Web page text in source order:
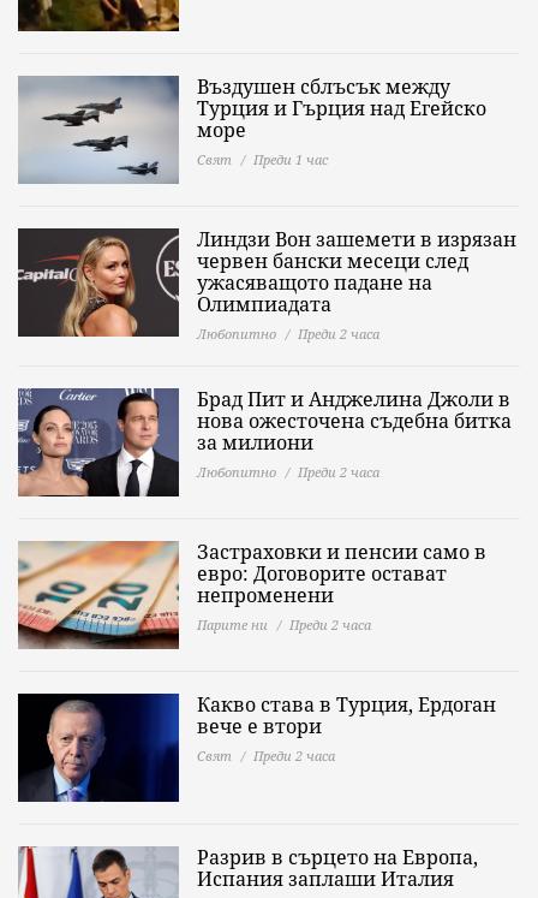
Въздушен сблъсък между
Турция и Гърция над Егейско
море
Свят Преди 1 час
Линдзи Вон зашемети в изрязан
червен бански месеци след
ужасяващото падане на
Олимпиадата
Любопитно Преди 2 часа
Брад Пит и Анджелина Джоли в
нова ожесточена съдебна битка
за милиони
Любопитно Преди 2 часа
Застраховки и пенсии само в
евро: Договорите остават
непроменени
Парите ни Преди 2 часа
Какво става в Турция, Ердоган
вече е втори
Свят Преди 2 часа
Разрив в сърцето на Европа,
Испания заплаши Италия